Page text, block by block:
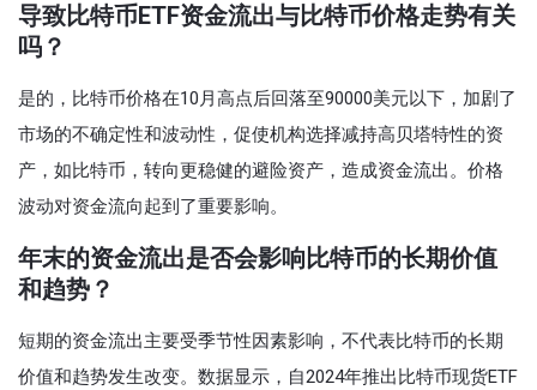
导致比特币ETF资金流出与比特币价格走势有关
吗？
是的，比特币价格在10月高点后回落至90000美元以下，加剧了
市场的不确定性和波动性，促使机构选择减持高贝塔特性的资
产，如比特币，转向更稳健的避险资产，造成资金流出。价格
波动对资金流向起到了重要影响。
年末的资金流出是否会影响比特币的长期价值
和趋势？
短期的资金流出主要受季节性因素影响，不代表比特币的长期
价值和趋势发生改变。数据显示，自2024年推出比特币现货ETF